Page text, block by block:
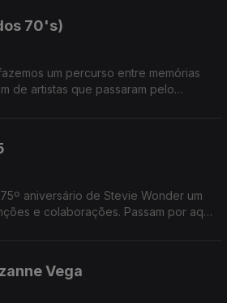
70's)
um percurso entre memórias
de artistas que passaram pelo
aniversário de Stevie Wonder um
e colaborações. Passam por aqui
Vega